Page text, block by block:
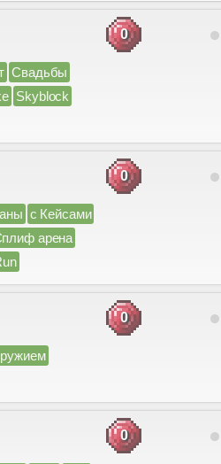
0
Свадьбы
Skyblock
0
с Кейсами
арена
0
0